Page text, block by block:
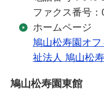
ファクス番号
ホームページ
鳩山松寿園オ
祉法人 鳩山松
鳩山松寿園東館